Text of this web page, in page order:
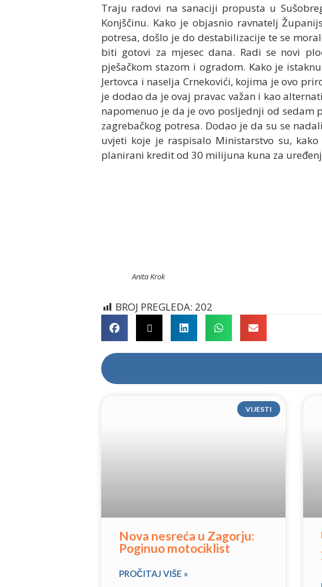
Traju radovi na sanaciji propusta u
Konjščinu. Kako je objasnio ravnatelj
potresa, došlo je do destabilizacije te se
biti gotovi za mjesec dana. Radi se novi
pješačkom stazom i ogradom. Kako je
Jertovca i naselja Crnekovići, kojima je ovo
je dodao da je ovaj pravac važan i kao
napomenuo je da je ovo posljednji od
zagrebačkog potresa. Dodao je da su se
uvjeti koje je raspisalo Ministarstvo su,
planirani kredit od 30 milijuna kuna za
Anita Krok
BROJ PREGLEDA: 202
VIJESTI
Nova nesreća u Zagorju:
Poginuo motociklist
PROČITAJ VIŠE »